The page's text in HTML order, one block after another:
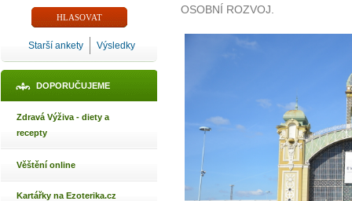
Starší ankety Výsledky
DOPORUČUJEME
Zdravá Výživa - diety a
recepty
Věštění online
Kartářky na Ezoterika.cz
OSOBNÍ ROZVOJ.